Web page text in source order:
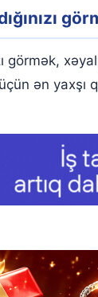
görmək,
ən yaxşı